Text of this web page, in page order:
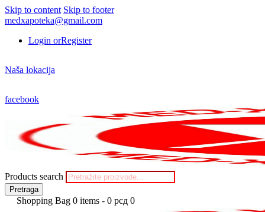
Skip to content Skip to footer
medxapoteka@gmail.com
Login orRegister
Naša lokacija
facebook
Products search
Pretraga
Shopping Bag 0 items - 0 рсд 0